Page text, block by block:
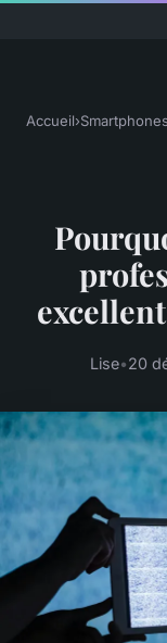
Accueil›Smartphones
Lise•20